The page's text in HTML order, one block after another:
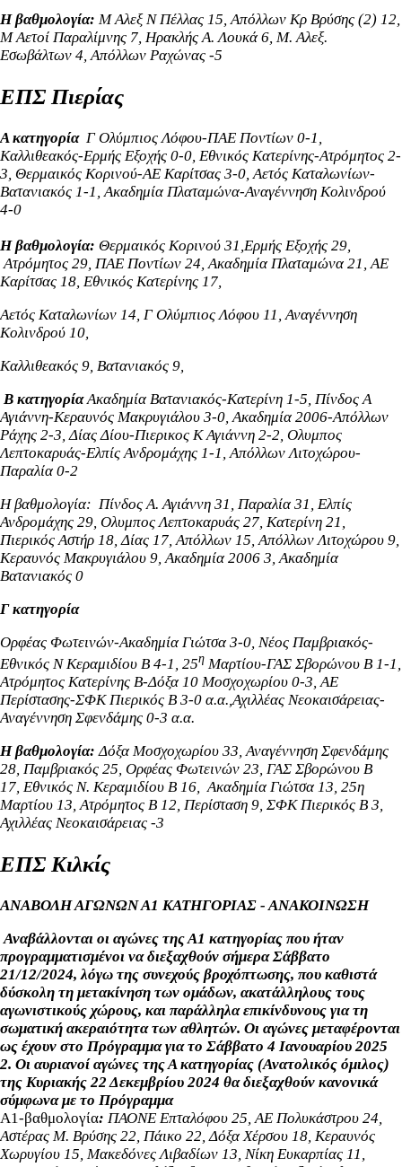
Η βαθμολογία: Μ Αλεξ Ν Πέλλας 15, Απόλλων Κρ Βρύσης (2) 12,
Μ Αετοί Παραλίμνης 7, Ηρακλής Α. Λουκά 6, Μ. Αλεξ.
Εσωβάλτων 4, Απόλλων Ραχώνας -5
ΕΠΣ Πιερίας
Α κατηγορία Γ Ολύμπιος Λόφου-ΠΑΕ Ποντίων 0-1,
Καλλιθεακός-Ερμής Εξοχής 0-0, Εθνικός Κατερίνης-Ατρόμητος 2-
3, Θερμαικός Κορινού-ΑΕ Καρίτσας 3-0, Αετός Καταλωνίων-
Βατανιακός 1-1, Ακαδημία Πλαταμώνα-Αναγέννηση Κολινδρού
4-0
Η βαθμολογία: Θερμαικός Κορινού 31, Ερμής Εξοχής 29,
Ατρόμητος 29, ΠΑΕ Ποντίων 24, Ακαδημία Πλαταμώνα 21, ΑΕ
Καρίτσας 18, Εθνικός Κατερίνης 17,
Αετός Καταλωνίων 14, Γ Ολύμπιος Λόφου 11, Αναγέννηση
Κολινδρού 10,
Καλλιθεακός 9, Βατανιακός 9,
Β κατηγορίαΑκαδημία Βατανιακός-Κατερίνη 1-5, Πίνδος Α
Αγιάννη-Κεραυνός Μακρυγιάλου 3-0, Ακαδημία 2006-Απόλλων
Ράχης 2-3, Δίας Δίου-Πιερικος Κ Αγιάννη 2-2, Ολυμπος
Λεπτοκαρυάς-Ελπίς Ανδρομάχης 1-1, Απόλλων Λιτοχώρου-
Παραλία 0-2
Η βαθμολογία: Πίνδος Α. Αγιάννη 31, Παραλία 31, Ελπίς
Ανδρομάχης 29, Ολυμπος Λεπτοκαρυάς 27, Κατερίνη 21,
Πιερικός Αστήρ 18, Δίας 17, Απόλλων 15, Απόλλων Λιτοχώρου 9,
Κεραυνός Μακρυγιάλου 9, Ακαδημία 2006 3, Ακαδημία
Βατανιακός 0
Γ κατηγορία
Ορφέας Φωτεινών-Ακαδημία Γιώτσα 3-0, Νέος Παμβριακός-
Εθνικός Ν Κεραμιδίου Β 4-1, 25η Μαρτίου-ΓΑΣ Σβορώνου Β 1-1,
Ατρόμητος Κατερίνης Β-Δόξα 10 Μοσχοχωρίου 0-3, ΑΕ
Περίστασης-ΣΦΚ Πιερικός Β 3-0 α.α.,Αχιλλέας Νεοκαισάρειας-
Αναγέννηση Σφενδάμης 0-3 α.α.
Η βαθμολογία: Δόξα Μοσχοχωρίου 33, Αναγέννηση Σφενδάμης
28, Παμβριακός 25, Ορφέας Φωτεινών 23, ΓΑΣ Σβορώνου Β
17, Εθνικός Ν. Κεραμιδίου Β 16, Ακαδημία Γιώτσα 13, 25η
Μαρτίου 13, Ατρόμητος Β 12, Περίσταση 9, ΣΦΚ Πιερικός Β 3,
Αχιλλέας Νεοκαισάρειας -3
ΕΠΣ Κιλκίς
ΑΝΑΒΟΛΗ ΑΓΩΝΩΝ Α1 ΚΑΤΗΓΟΡΙΑΣ - ΑΝΑΚΟΙΝΩΣΗ
Αναβάλλονται οι αγώνες της Α1 κατηγορίας που ήταν
προγραμματισμένοι να διεξαχθούν σήμεραΣάββατο
21/12/2024, λόγω της συνεχούς βροχόπτωσης, που καθιστά
δύσκολη τη μετακίνηση των ομάδων, ακατάλληλους τους
αγωνιστικούς χώρους, και παράλληλα επικίνδυνους για τη
σωματική ακεραιότητα των αθλητών. Οι αγώνες μεταφέρονται
ως έχουν στο Πρόγραμμα για το Σάββατο 4 Ιανουαρίου 2025
2. Οι αυριανοί αγώνες της Α κατηγορίας (Ανατολικός όμιλος)
της Κυριακής 22 Δεκεμβρίου 2024 θα διεξαχθούν κανονικά
σύμφωνα με το Πρόγραμμα
Α1-βαθμολογία: ΠΑΟΝΕ Επταλόφου 25, ΑΕ Πολυκάστρου 24,
Αστέρας Μ. Βρύσης 22, Πάικο 22, Δόξα Χέρσου 18, Κεραυνός
Χωρυγίου 15, Μακεδόνες Λιβαδίων 13, Νίκη Ευκαρπίας 11,